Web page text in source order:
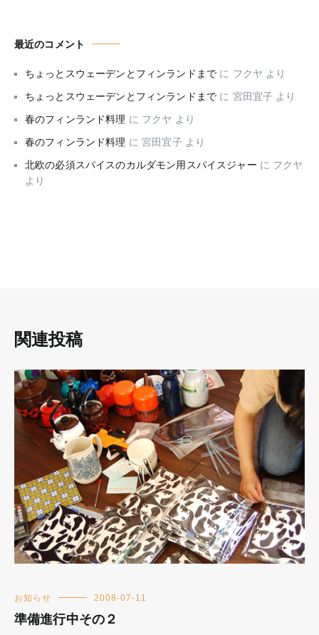
最近のコメント
ちょっとスウェーデンとフィンランドまで に フクヤ より
ちょっとスウェーデンとフィンランドまで に 宮田宜子 より
春のフィンランド料理 に フクヤ より
春のフィンランド料理 に宮田宜子 より
北欧の必須スパイスのカルダモン用スパイスジャー に フクヤ
より
関連投稿
お知らせ 2008-07-11
準備進行中その２